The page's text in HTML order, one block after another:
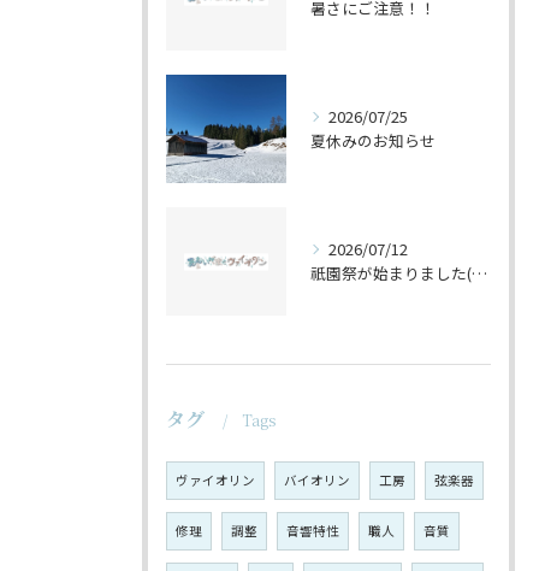
暑さにご注意！！
2026/07/25
夏休みのお知らせ
2026/07/12
祇園祭が始まりました(^^♪
タグ Tags
ヴァイオリン バイオリン 工房 弦楽器
修理 調整 音響特性 職人 音質